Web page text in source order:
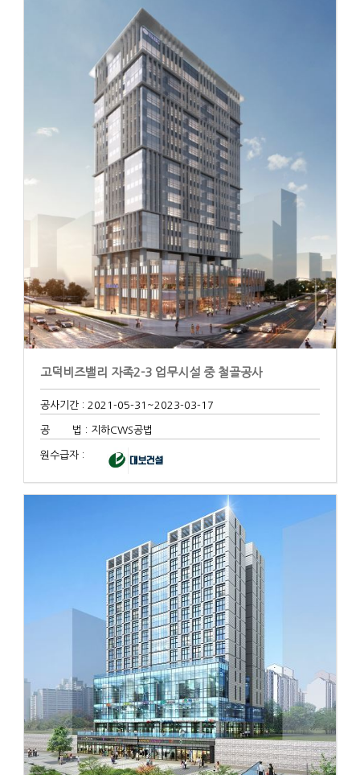
고덕비즈밸리 자족2-3 업무시설 중 철골공사
공사기간 : 2021-05-31 ~2023-03-17
공 법 : 지하CWS공법
원수급자 :